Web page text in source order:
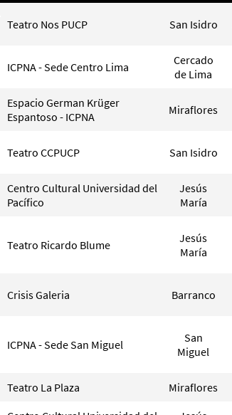
Teatro Nos PUCP San Isidro
ICPNA - Sede Centro Lima
Cercado
de Lima
Espacio German Krüger
Espantoso - ICPNA
Miraflores
Teatro CCPUCP San Isidro
Centro Cultural Universidad del
Pacífico
Jesús
María
Teatro Ricardo Blume
Jesús
María
Crisis Galeria Barranco
ICPNA - Sede San Miguel
San
Miguel
Teatro La Plaza Miraflores